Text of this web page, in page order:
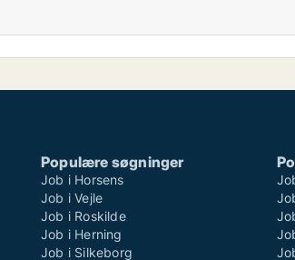
Populære søgninger
Job i Horsens
Job i Vejle
Job i Roskilde
Job i Herning
Job i Silkeborg